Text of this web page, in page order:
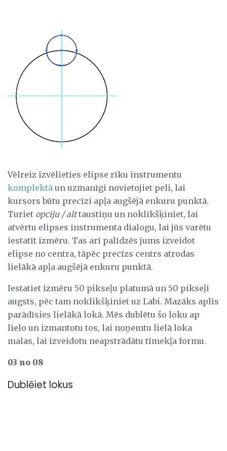
Vēlreiz izvēlieties elipse rīku instrumentu
komplektā un uzmanīgi novietojiet peli, lai
kursors būtu precīzi apļa augšējā enkuru punktā.
Turiet opciju / alttaustiņu un noklikšķiniet, lai
atvērtu elipses instrumenta dialogu, lai jūs varētu
iestatīt izmēru. Tas arī palīdzēs jums izveidot
elipse no centra, tāpēc precīzs centrs atrodas
lielākā apļa augšējā enkuru punktā.
Iestatiet izmēru 50 pikseļu platumā un 50 pikseļi
augsts, pēc tam noklikšķiniet uz Labi. Mazāks aplis
parādīsies lielākā lokā. Mēs dublētu šo loku ap
lielo un izmantotu tos, lai noņemtu lielā loka
malas, lai izveidotu neapstrādātu tīmekļa formu.
03 no 08
Dublēiet lokus